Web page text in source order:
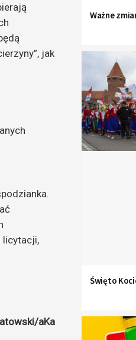
jak
licytacji,
aKa
Ważne
Święto